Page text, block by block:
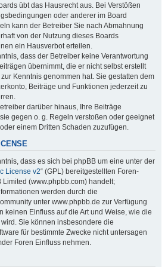
übt das Hausrecht aus. Bei Verstößen
oder anderer im Board
kann der Betreiber Sie nach Abmahnung
von der Nutzung dieses Boards
ein Hausverbot erteilen.
dass der Betreiber keine Verantwortung
übernimmt, die er nicht selbst erstellt
Kenntnis genommen hat. Sie gestatten dem
Beiträge und Funktionen jederzeit zu
darüber hinaus, Ihre Beiträge
gegen o. g. Regeln verstoßen oder geeignet
einem Dritten Schaden zuzufügen.
dass es sich bei phpBB um eine unter der
License v2“ (GPL) bereitgestellten Foren-
Limited (www.phpbb.com) handelt;
werden durch die
unter www.phpbb.de zur Verfügung
keinen Einfluss auf die Art und Weise, wie die
Sie können insbesondere die
für bestimmte Zwecke nicht untersagen
Foren Einfluss nehmen.